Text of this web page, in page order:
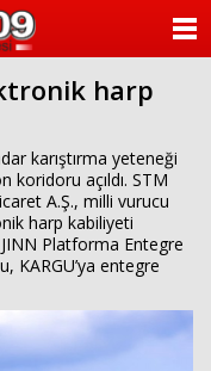
harp
karıştırma yeteneği
koridoru açıldı. STM
A.Ş., milli vurucu
harp kabiliyeti
JINN Platforma Entegre
KARGU’ya entegre
KATEGORİLER
ANKETLER
FOTO GALERİ
VİDEO GALERİ